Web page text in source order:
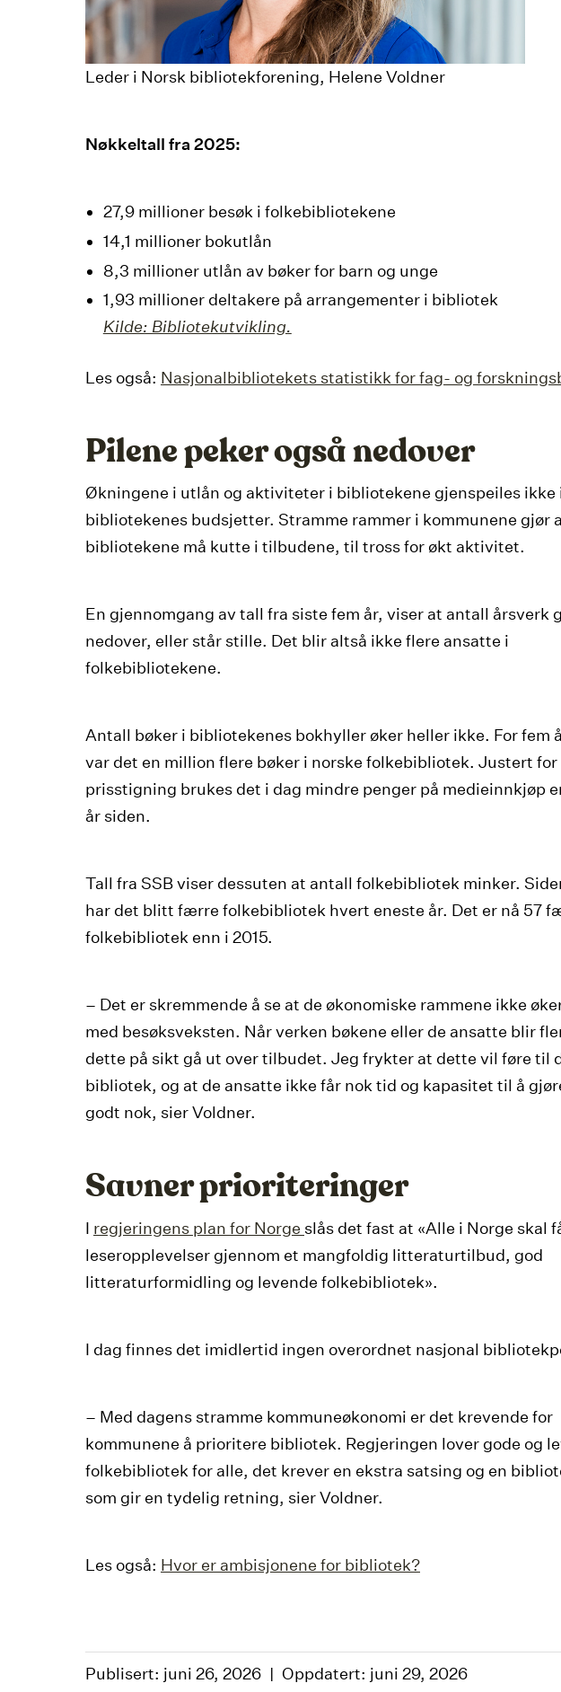
Leder i Norsk bibliotekforening, Helene Voldner
Nøkkeltall fra 2025:
27,9 millioner besøk i folkebibliotekene
14,1 millioner bokutlån
8,3 millioner utlån av bøker for barn og unge
1,93 millioner deltakere på arrangementer i bibliotek
Kilde: Bibliotekutvikling.
Les også: Nasjonalbibliotekets statistikk for fag- og
Pilene peker også nedover
Økningene i utlån og aktiviteter i bibliotekene gjenspeiles ikke
bibliotekenes budsjetter. Stramme rammer i kommunene gjør
bibliotekene må kutte i tilbudene, til tross for økt aktivitet.
En gjennomgang av tall fra siste fem år, viser at antall årsverk
nedover, eller står stille. Det blir altså ikke flere ansatte i
folkebibliotekene.
Antall bøker i bibliotekenes bokhyller øker heller ikke. For fem
var det en million flere bøker i norske folkebibliotek. Justert for
prisstigning brukes det i dag mindre penger på medieinnkjøp
år siden.
Tall fra SSB viser dessuten at antall folkebibliotek minker.
har det blitt færre folkebibliotek hvert eneste år. Det er nå 57
folkebibliotek enn i 2015.
– Det er skremmende å se at de økonomiske rammene ikke
med besøksveksten. Når verken bøkene eller de ansatte blir
dette på sikt gå ut over tilbudet. Jeg frykter at dette vil føre til
bibliotek, og at de ansatte ikke får nok tid og kapasitet til å
godt nok, sier Voldner.
Savner prioriteringer
I regjeringens plan for Norge slås det fast at «Alle i Norge skal
leseropplevelser gjennom et mangfoldig litteraturtilbud, god
litteraturformidling og levende folkebibliotek».
I dag finnes det imidlertid ingen overordnet nasjonal
– Med dagens stramme kommuneøkonomi er det krevende for
kommunene å prioritere bibliotek. Regjeringen lover gode og
folkebibliotek for alle, det krever en ekstra satsing og en
som gir en tydelig retning, sier Voldner.
Les også: Hvor er ambisjonene for bibliotek?
Publisert: juni 26, 2026 Oppdatert: juni 29, 2026